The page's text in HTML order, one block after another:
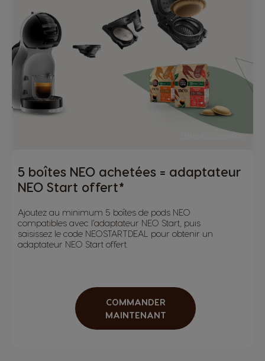
5 boîtes NEO achetées = adaptateur
NEO Start offert*
Ajoutez au minimum 5 boîtes de pods NEO
compatibles avec l’adaptateur NEO Start, puis
saisissez le code NEOSTARTDEAL pour obtenir un
adaptateur NEO Start offert.
COMMANDER
MAINTENANT
*Plus d'information